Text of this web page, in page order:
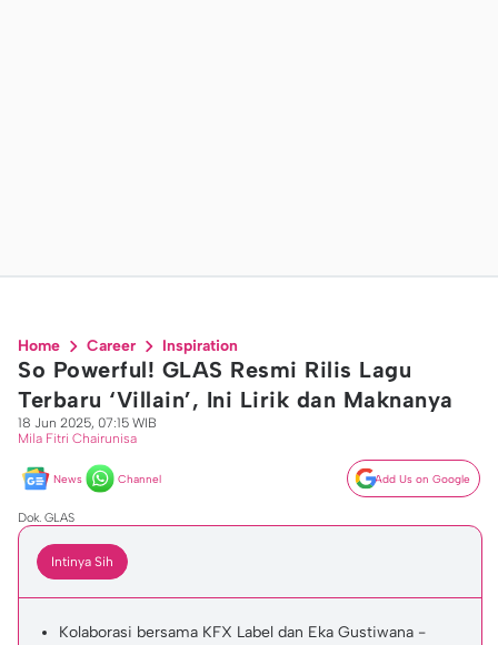
Home Career Inspiration
So Powerful! GLAS Resmi Rilis Lagu
Terbaru ‘Villain’, Ini Lirik dan Maknanya
18 Jun 2025, 07:15 WIB
Mila Fitri Chairunisa
News Channel Add Us on Google
Dok. GLAS
Intinya Sih
Kolaborasi bersama KFX Label dan Eka Gustiwana -